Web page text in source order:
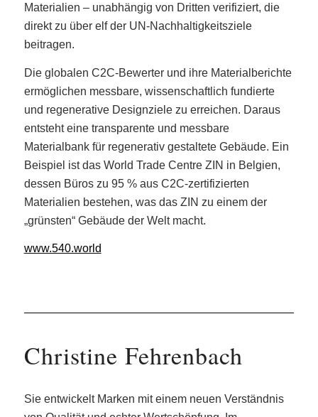
Materialien – unabhängig von Dritten verifiziert, die
direkt zu über elf der UN-Nachhaltigkeitsziele
beitragen.
Die globalen C2C-Bewerter und ihre Materialberichte
ermöglichen messbare, wissenschaftlich fundierte
und regenerative Designziele zu erreichen. Daraus
entsteht eine transparente und messbare
Materialbank für regenerativ gestaltete Gebäude. Ein
Beispiel ist das World Trade Centre ZIN in Belgien,
dessen Büros zu 95 % aus C2C-zertifizierten
Materialien bestehen, was das ZIN zu einem der
„grünsten“ Gebäude der Welt macht.
www.540.world
Christine Fehrenbach
Sie entwickelt Marken mit einem neuen Verständnis